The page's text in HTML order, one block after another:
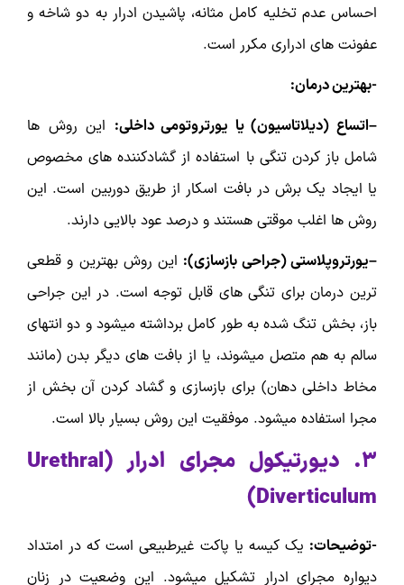
احساس عدم تخلیه کامل مثانه، پاشیدن ادرار به دو شاخه و
عفونت های ادراری مکرر است.
-بهترین درمان:
–اتساع (دیلاتاسیون) یا یورتروتومی داخلی: این روش ها
شامل باز کردن تنگی با استفاده از گشادکننده های مخصوص
یا ایجاد یک برش در بافت اسکار از طریق دوربین است. این
روش ها اغلب موقتی هستند و درصد عود بالایی دارند.
–یورتروپلاستی (جراحی بازسازی): این روش بهترین و قطعی
ترین درمان برای تنگی های قابل توجه است. در این جراحی
باز، بخش تنگ شده به طور کامل برداشته میشود و دو انتهای
سالم به هم متصل میشوند، یا از بافت های دیگر بدن (مانند
مخاط داخلی دهان) برای بازسازی و گشاد کردن آن بخش از
مجرا استفاده میشود. موفقیت این روش بسیار بالا است.
۳. دیورتیکول مجرای ادرار (Urethral
Diverticulum
)
-توضیحات: یک کیسه یا پاکت غیرطبیعی است که در امتداد
دیواره مجرای ادرار تشکیل میشود. این وضعیت در زنان